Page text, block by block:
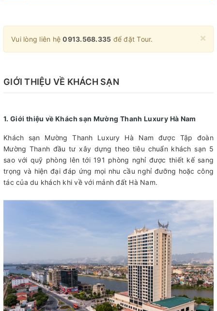
×
Vui lòng liên hệ0913.568.335 để đặt Tour.
GIỚI THIỆU VỀ KHÁCH SẠN
1. Giới thiệu về Khách sạn Mường Thanh Luxury Hà Nam
Khách sạn Mường Thanh Luxury Hà Nam được Tập đoàn
Mường Thanh đầu tư xây dựng theo tiêu chuẩn khách sạn 5
sao với quỹ phòng lên tới 191 phòng nghỉ được thiết kế sang
trọng và hiện đại đáp ứng mọi nhu cầu nghỉ đưỡng hoặc công
tác của du khách khi về với mảnh đất Hà Nam.